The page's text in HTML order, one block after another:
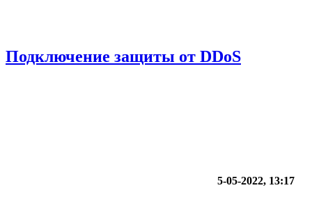
Подключение защиты от DDoS
5-05-2022, 13:17